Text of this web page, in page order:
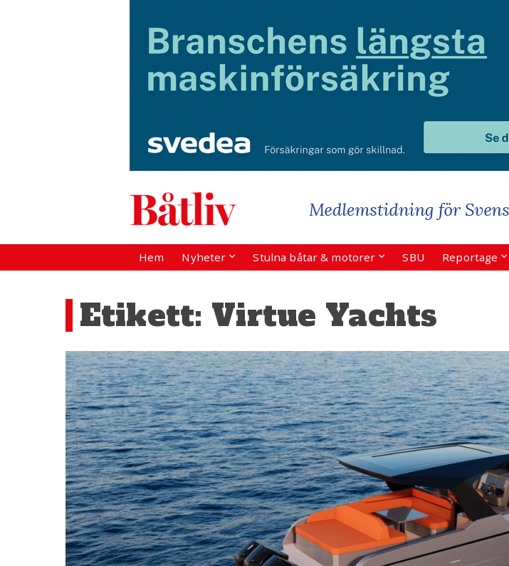
Hem Nyheter Stulna båtar & motorer SBU Reportage
Etikett: Virtue Yachts